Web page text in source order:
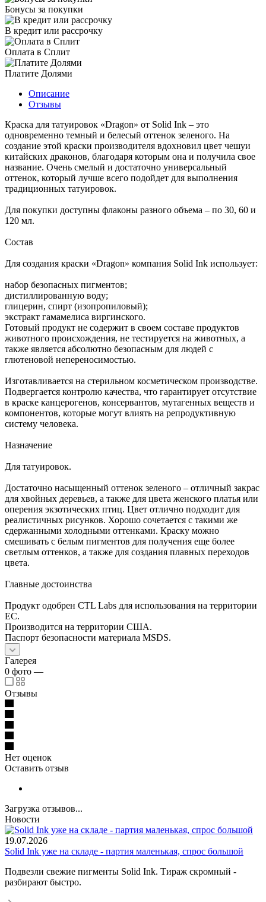
Бонусы за покупки
В кредит или рассрочку
Оплата в Сплит
Платите Долями
Описание
Отзывы
Краска для татуировок «Dragon» от Solid Ink – это
одновременно темный и белесый оттенок зеленого. На
создание этой краски производителя вдохновил цвет чешуи
китайских драконов, благодаря которым она и получила свое
название. Очень смелый и достаточно универсальный
оттенок, который лучше всего подойдет для выполнения
традиционных татуировок.
Для покупки доступны флаконы разного объема – по 30, 60 и
120 мл.
Состав
Для создания краски «Dragon» компания Solid Ink использует:
набор безопасных пигментов;
дистиллированную воду;
глицерин, спирт (изопропиловый);
экстракт гамамелиса виргинского.
Готовый продукт не содержит в своем составе продуктов
животного происхождения, не тестируется на животных, а
также является абсолютно безопасным для людей с
глютеновой непереносимостью.
Изготавливается на стерильном косметическом производстве.
Подвергается контролю качества, что гарантирует отсутствие
в краске канцерогенов, консервантов, мутагенных веществ и
компонентов, которые могут влиять на репродуктивную
систему человека.
Назначение
Для татуировок.
Достаточно насыщенный оттенок зеленого – отличный закрас
для хвойных деревьев, а также для цвета женского платья или
оперения экзотических птиц. Цвет отлично подходит для
реалистичных рисунков. Хорошо сочетается с такими же
сдержанными холодными оттенками. Краску можно
смешивать с белым пигментов для получения еще более
светлым оттенков, а также для создания плавных переходов
цвета.
Главные достоинства
Продукт одобрен CTL Labs для использования на территории
ЕС.
Производится на территории США.
Паспорт безопасности материала MSDS.
Галерея
0 фото —
Отзывы
Нет оценок
Оставить отзыв
Загрузка отзывов...
Новости
19.07.2026
Solid Ink уже на складе - партия маленькая, спрос большой
Подвезли свежие пигменты Solid Ink. Тираж скромный -
разбирают быстро.